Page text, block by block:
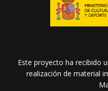
Este proyecto ha recibido
realización de material